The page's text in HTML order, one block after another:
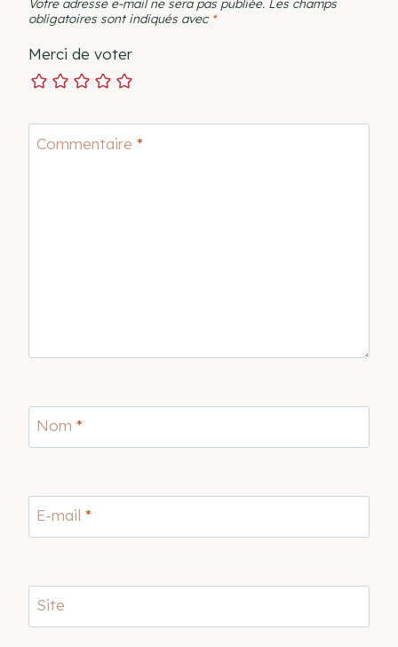
Votre adresse e-mail ne sera pas publiée. Les champs
obligatoires sont indiqués avec *
Merci de voter
Commentaire *
Nom *
E-mail *
Site